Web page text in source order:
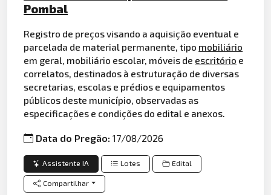
Pombal
Registro de preços visando a aquisição eventual e
parcelada de material permanente, tipo mobiliário
em geral, mobiliário escolar, móveis de escritório e
correlatos, destinados à estruturação de diversas
secretarias, escolas e prédios e equipamentos
públicos deste município, observadas as
especificações e condições do edital e anexos.
Data do Pregão:17/08/2026
Assistente IA Lotes Edital
Compartilhar